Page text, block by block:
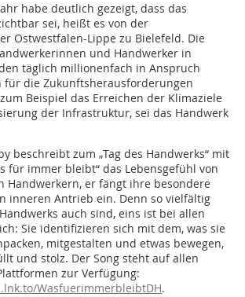
habe deutlich gezeigt, dass das
sei, heißt es von der
Ostwestfalen-Lippe zu Bielefeld. Die
und Handwerker in
täglich millionenfach in Anspruch
für die Zukunftsherausforderungen
Beispiel das Erreichen der Klimaziele
der Infrastruktur, sei das Handwerk
beschreibt zum „Tag des Handwerks“ mit
für immer bleibt“ das Lebensgefühl von
Handwerkern, er fängt ihre besondere
inneren Antrieb ein. Denn so vielfältig
auch sind, eins ist bei allen
Sie identifizieren sich mit dem, was sie
mitgestalten und etwas bewegen,
und stolz. Der Song steht auf allen
zur Verfügung:
WasfuerimmerbleibtDH.